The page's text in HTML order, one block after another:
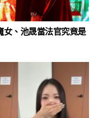
、池晟當法官究竟是